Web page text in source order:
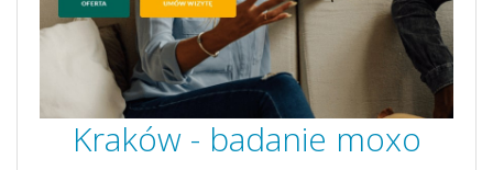
Kraków - badanie moxo